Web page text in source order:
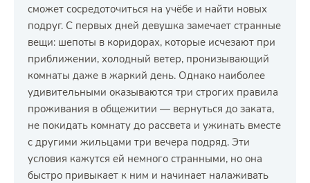
сможет сосредоточиться на учёбе и найти новых
подруг. С первых дней девушка замечает странные
вещи: шепоты в коридорах, которые исчезают при
приближении, холодный ветер, пронизывающий
комнаты даже в жаркий день. Однако наиболее
удивительными оказываются три строгих правила
проживания в общежитии — вернуться до заката,
не покидать комнату до рассвета и ужинать вместе
с другими жильцами три вечера подряд. Эти
условия кажутся ей немного странными, но она
быстро привыкает к ним и начинает налаживать